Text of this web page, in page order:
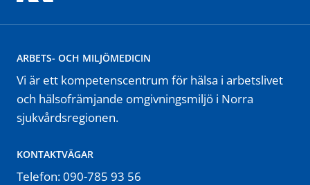
ARBETS- OCH MILJÖMEDICIN
Vi är ett kompetenscentrum för hälsa i arbetslivet
och hälsofrämjande omgivningsmiljö i Norra
sjukvårdsregionen.
KONTAKTVÄGAR
Telefon: 090-785 93 56